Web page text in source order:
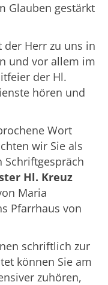
Glauben gestärkt
der Herr zu uns in
und vor allem im
der Hl.
hören und
Wort
wir Sie als
Hl. Kreuz
Maria
Pfarrhaus von
schriftlich zur
können Sie am
zuhören,